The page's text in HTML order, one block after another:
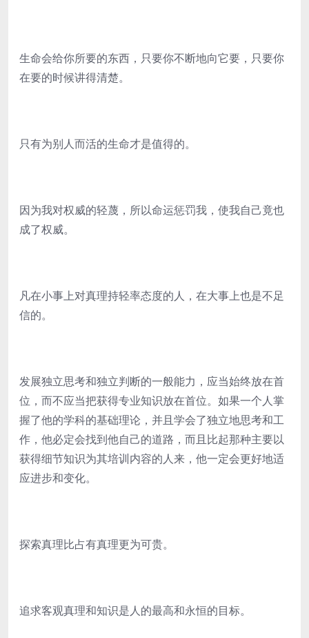
生命会给你所要的东西，只要你不断地向它要，只要你
在要的时候讲得清楚。
只有为别人而活的生命才是值得的。
因为我对权威的轻蔑，所以命运惩罚我，使我自己竟也
成了权威。
凡在小事上对真理持轻率态度的人，在大事上也是不足
信的。
发展独立思考和独立判断的一般能力，应当始终放在首
位，而不应当把获得专业知识放在首位。如果一个人掌
握了他的学科的基础理论，并且学会了独立地思考和工
作，他必定会找到他自己的道路，而且比起那种主要以
获得细节知识为其培训内容的人来，他一定会更好地适
应进步和变化。
探索真理比占有真理更为可贵。
追求客观真理和知识是人的最高和永恒的目标。